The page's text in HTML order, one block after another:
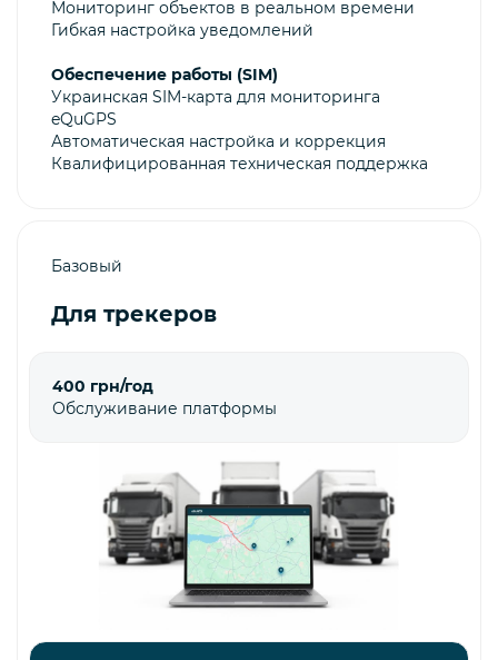
Мониторинг объектов в реальном времени
Гибкая настройка уведомлений
Обеспечение работы (SIM)
Украинская SIM-карта для мониторинга
eQuGPS
Автоматическая настройка и коррекция
Квалифицированная техническая поддержка
Базовый
Для трекеров
400 грн/год
Обслуживание платформы